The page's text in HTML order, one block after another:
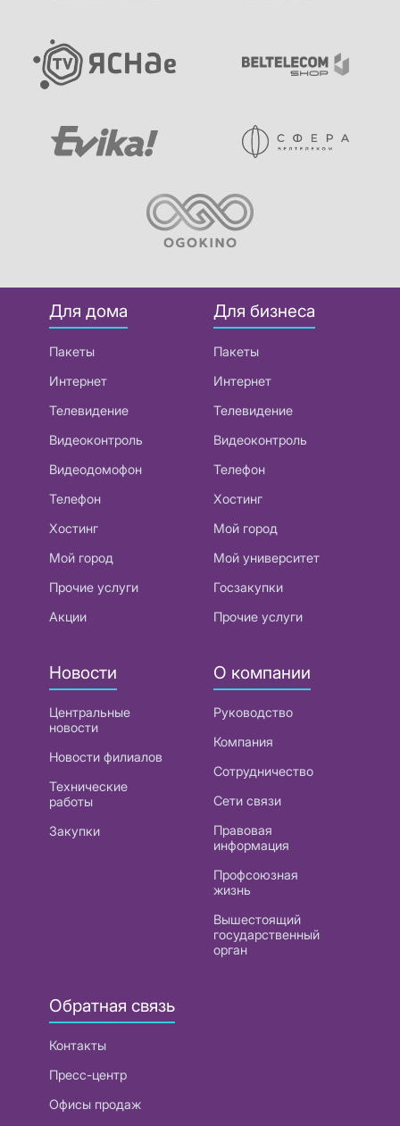
Для дома
Пакеты
Интернет
Телевидение
Видеоконтроль
Видеодомофон
Телефон
Хостинг
Мой город
Прочие услуги
Акции
Для бизнеса
Пакеты
Интернет
Телевидение
Видеоконтроль
Телефон
Хостинг
Мой город
Мой университет
Госзакупки
Прочие услуги
Новости
Центральные
новости
Новости филиалов
Технические
работы
Закупки
О компании
Руководство
Компания
Сотрудничество
Сети связи
Правовая
информация
Профсоюзная
жизнь
Вышестоящий
государственный
орган
Обратная связь
Контакты
Пресс-центр
Офисы продаж